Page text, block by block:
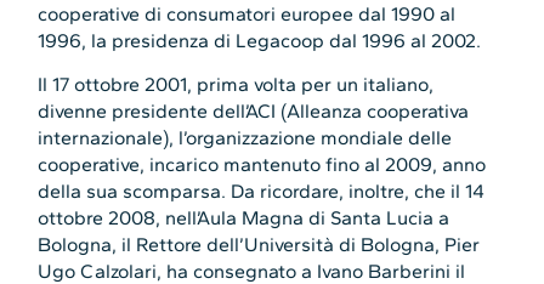
cooperative di consumatori europee dal 1990 al
1996, la presidenza di Legacoop dal 1996 al 2002.
Il 17 ottobre 2001, prima volta per un italiano,
divenne presidente dell’ACI (Alleanza cooperativa
internazionale), l’organizzazione mondiale delle
cooperative, incarico mantenuto fino al 2009, anno
della sua scomparsa. Da ricordare, inoltre, che il 14
ottobre 2008, nell’Aula Magna di Santa Lucia a
Bologna, il Rettore dell’Università di Bologna, Pier
Ugo Calzolari, ha consegnato a Ivano Barberini il